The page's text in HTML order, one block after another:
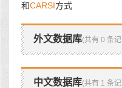
和CARSI方式
外文数据库(共有 0 条记
中文数据库(共有 1 条记